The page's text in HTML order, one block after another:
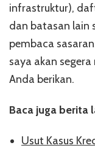
infrastruktur),
dan batasan lain
pembaca
saya akan
Anda berikan.
Baca juga berita
Usut Kasus